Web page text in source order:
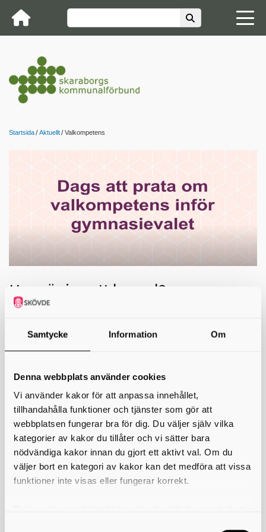
Samtycke Information Om
Denna webbplats använder cookies
Vi använder kakor för att anpassa innehållet,
tillhandahålla funktioner och tjänster som gör att
webbplatsen fungerar bra för dig. Du väljer själv vilka
kategorier av kakor du tillåter och vi sätter bara
nödvändiga kakor innan du gjort ett aktivt val. Om du
väljer bort en kategori av kakor kan det medföra att vissa
funktioner inte visas eller fungerar korrekt.
Startsida Aktuellt Valkompetens
Hur gör jag ett bra val?
Skolverket har spelat in en film som handlar om själva
Här hittar du tips inför gymnasievalet och
Hur gör jag ett bra val?
Fler filmer:
Du får kort information om de olika programmen, vad som är viktigt
att tänka på vid gymnasievalet och en studie- och yrkesvägledare
svarar på frågor från elever.
Att välja till gymnasiet